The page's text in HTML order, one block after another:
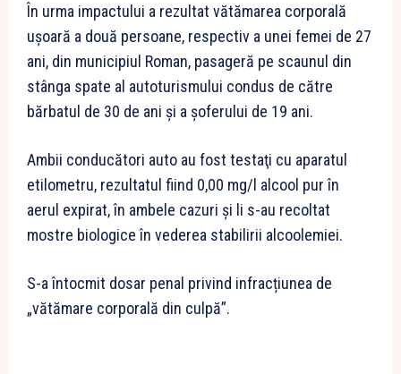
În urma impactului a rezultat vătămarea corporală
ușoară a două persoane, respectiv a unei femei de 27
ani, din municipiul Roman, pasageră pe scaunul din
stânga spate al autoturismului condus de către
bărbatul de 30 de ani și a șoferului de 19 ani.
Ambii conducători auto au fost testaţi cu aparatul
etilometru, rezultatul fiind 0,00 mg/l alcool pur în
aerul expirat, în ambele cazuri și li s-au recoltat
mostre biologice în vederea stabilirii alcoolemiei.
S-a întocmit dosar penal privind infracțiunea de
„vătămare corporală din culpă”.